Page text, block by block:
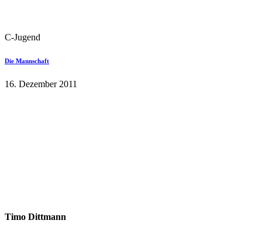
C-Jugend
Die Mannschaft
16. Dezember 2011
Timo Dittmann